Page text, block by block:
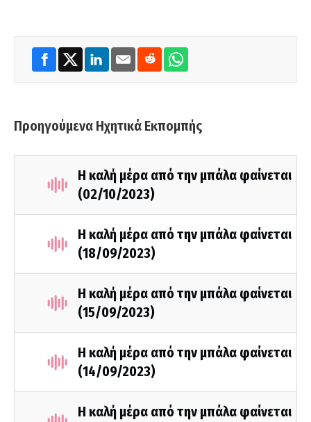
Προηγούμενα Ηχητικά Εκπομπής
Η καλή μέρα από την μπάλα φαίνεται
(02/10/2023)
Η καλή μέρα από την μπάλα φαίνεται
(18/09/2023)
Η καλή μέρα από την μπάλα φαίνεται
(15/09/2023)
Η καλή μέρα από την μπάλα φαίνεται
(14/09/2023)
Η καλή μέρα από την μπάλα φαίνεται